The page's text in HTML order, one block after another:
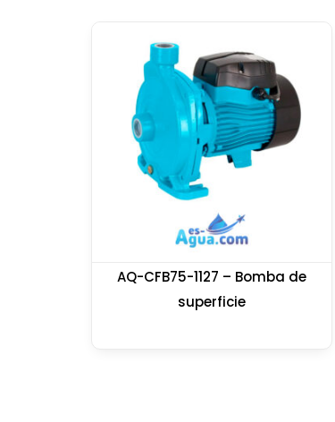
AQ-CFB75-1127 – Bomba de
superficie